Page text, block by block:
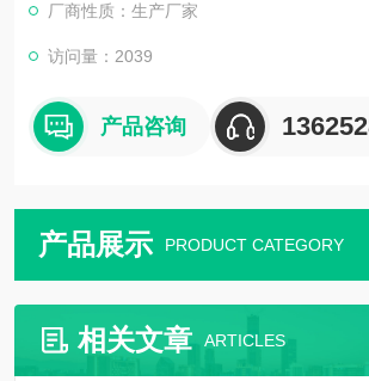
厂商性质：生产厂家
访问量：2039
产品咨询
产品展示 PRODUCT CATEGORY
相关文章 ARTICLES